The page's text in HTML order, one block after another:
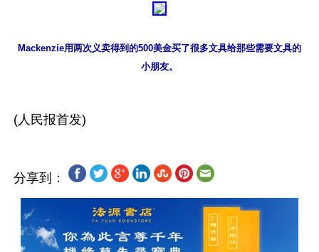
Mackenzie用两次义卖得到的500美金买了很多文具给那些需要文具的
小朋友。
分享到：